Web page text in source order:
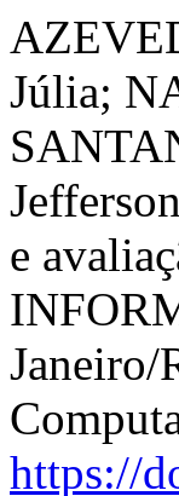
Júlia;
e
Janeiro/
https://